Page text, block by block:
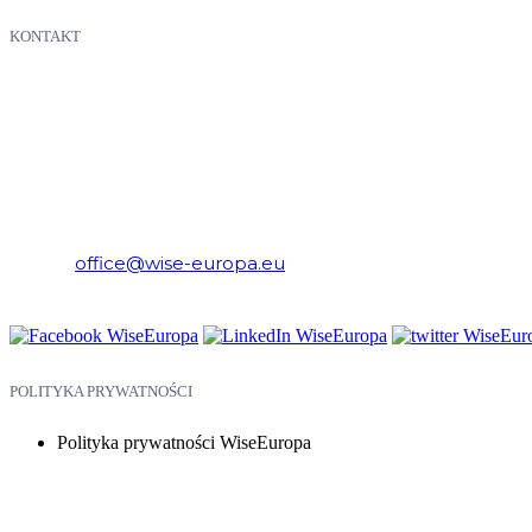
KONTAKT
office@wise-europa.eu
POLITYKA PRYWATNOŚCI
Polityka prywatności WiseEuropa